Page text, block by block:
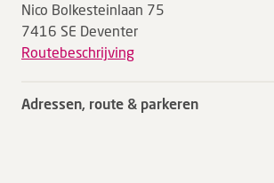
Nico Bolkesteinlaan 75
7416 SE Deventer
Routebeschrijving
Adressen, route & parkeren